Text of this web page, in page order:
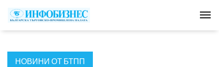
НОВИНИ ОТ БТПП